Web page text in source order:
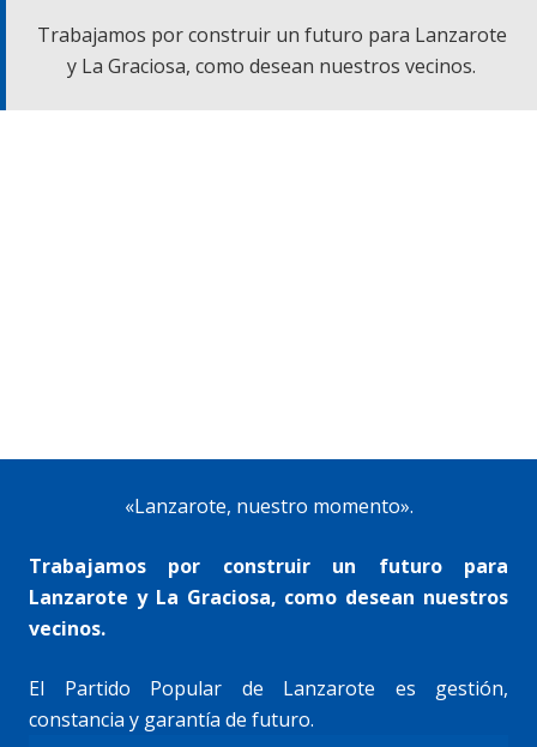
Trabajamos por construir un futuro para Lanzarote
y La Graciosa, como desean nuestros vecinos.
«Lanzarote, nuestro momento».
Trabajamos por construir un futuro para
Lanzarote y La Graciosa, como desean nuestros
vecinos.
El Partido Popular de Lanzarote es gestión,
constancia y garantía de futuro.